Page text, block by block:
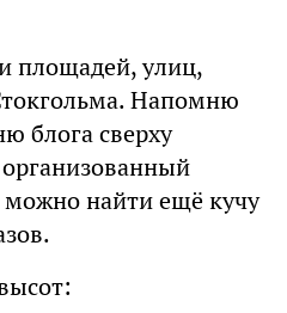
площадей, улиц,
Напомню
блога сверху
можно найти ещё кучу